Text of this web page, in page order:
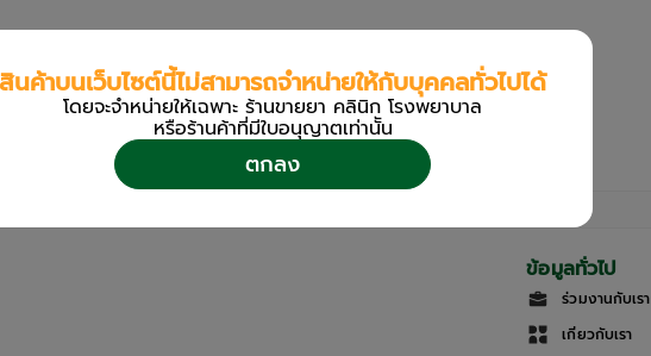
ข้อมูลทั่วไป
ร่วมงานกับเรา
เกี่ยวกับเรา
สินค้าบนเว็บไซต์นี้ไม่สามารถจำหน่ายให้กับบุคคลทั่วไปได้
โดยจะจำหน่ายให้เฉพาะ ร้านขายยา คลินิก โรงพยาบาล
หรือร้านค้าที่มีใบอนุญาตเท่านััน
ตกลง